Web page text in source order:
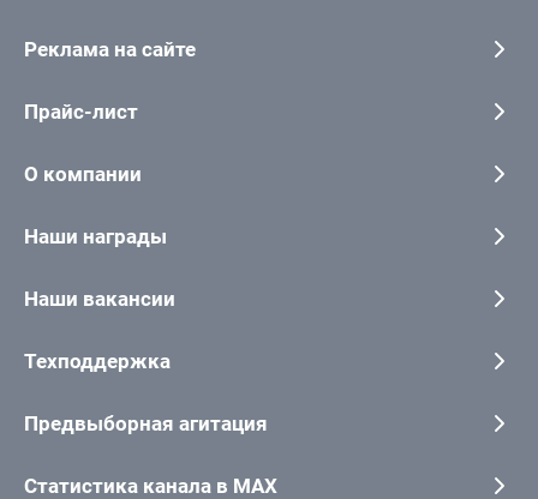
Реклама на сайте
Прайс-лист
О компании
Наши награды
Наши вакансии
Техподдержка
Предвыборная агитация
Статистика канала в MAX